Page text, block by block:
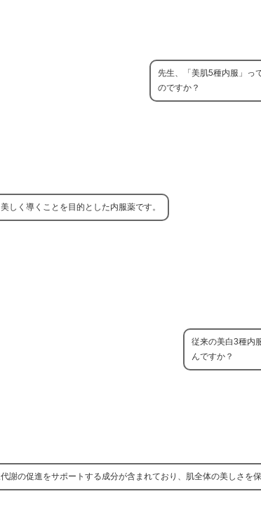
先生、「美肌5種内服」っ
のですか？
しく導くことを目的とした内服薬です。
従来の美白3種内
んですか？
謝の促進をサポートする成分が含まれており、肌全体の美しさを